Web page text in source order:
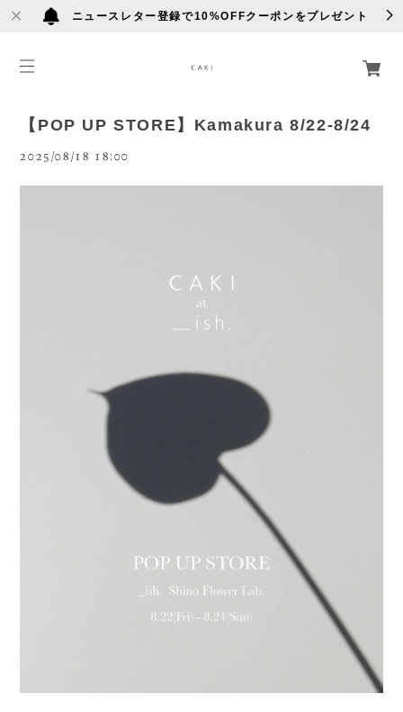
ニュースレター登録で10%OFFクーポンをプレゼント
【POP UP STORE】Kamakura 8/22-8/24
2025/08/18 18:00